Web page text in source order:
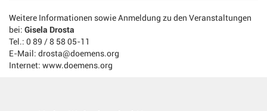
Weitere Informationen sowie Anmeldung zu den Veranstaltungen
bei: Gisela Drosta
Tel.: 0 89 / 8 58 05-11
E-Mail: drosta@doemens.org
Internet: www.doemens.org